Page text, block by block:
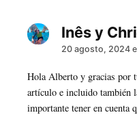
Inês y
20 agosto, 2024
Hola Alberto y gracias por
artículo e incluido también
importante tener en cuenta